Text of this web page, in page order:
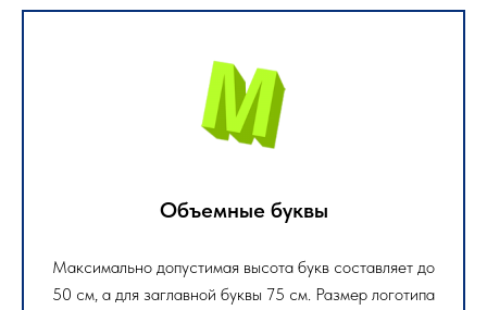
Объемные буквы
Максимально допустимая высота букв составляет до
50 см, а для заглавной буквы 75 см. Размер логотипа